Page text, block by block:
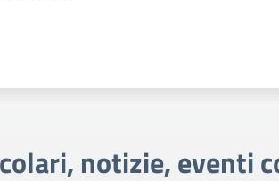
notizie, eventi